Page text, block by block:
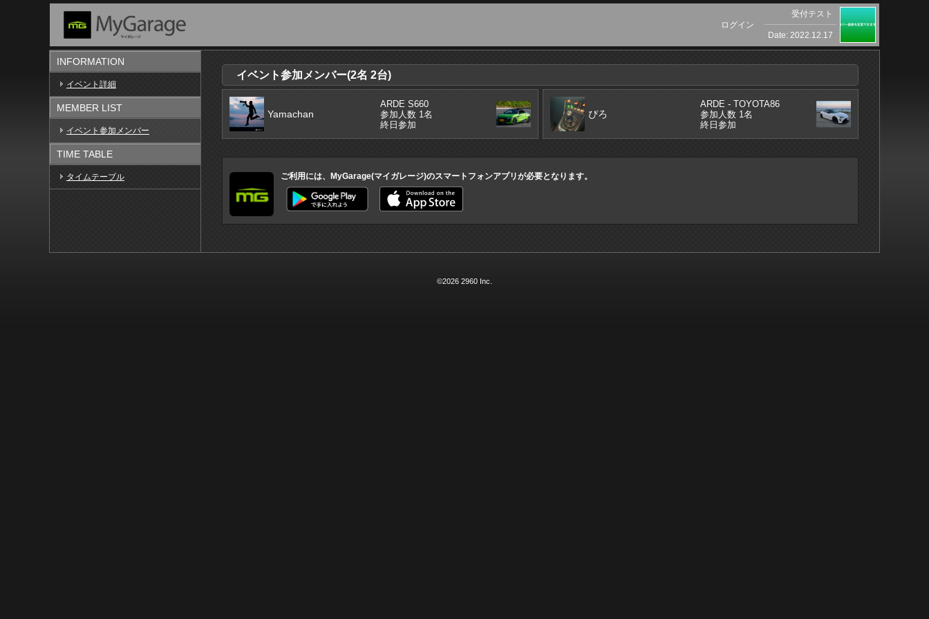
ログイン
受付テスト
Date: 2022.12.17
INFORMATION
イベント詳細
MEMBER LIST
イベント参加メンバー
TIME TABLE
タイムテーブル
イベント参加メンバー(2名 2台)
Yamachan
ARDE S660
参加人数 1名
終日参加
ぴろ
ARDE - TOYOTA86
参加人数 1名
終日参加
ご利用には、MyGarage(マイガレージ)のスマートフォンアプリが必要となります。
©2026 2960 Inc.